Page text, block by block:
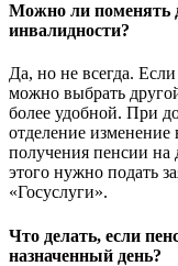
Можно ли поменять
инвалидности?
Да, но не всегда.
можно выбрать
более удобной. При
отделение
получения пенсии на
этого нужно подать
«Госуслуги».
Что делать, если
назначенный день?